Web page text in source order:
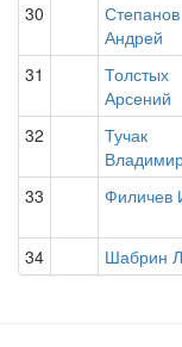
30
Степанов
Андрей
31
Толстых
Арсений
32
Тучак
33 Филичев
34 Шабрин